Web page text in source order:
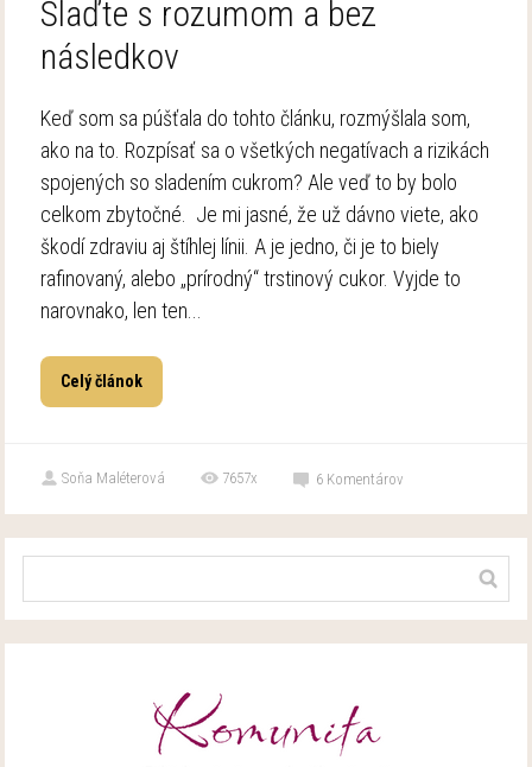
Slaďte s rozumom a bez
následkov
Keď som sa púšťala do tohto článku, rozmýšlala som,
ako na to. Rozpísať sa o všetkých negatívach a rizikách
spojených so sladením cukrom? Ale veď to by bolo
celkom zbytočné. Je mi jasné, že už dávno viete, ako
škodí zdraviu aj štíhlej línii. A je jedno, či je to biely
rafinovaný, alebo „prírodný“ trstinový cukor. Vyjde to
narovnako, len ten...
Celý článok
Soňa Maléterová 7657x 6 Komentárov